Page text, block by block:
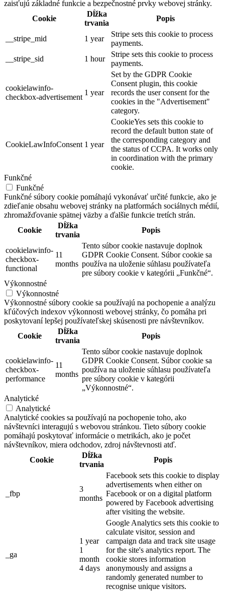
zaisťujú základné funkcie a bezpečnostné prvky webovej stránky.
Cookie
Dĺžka
trvania
Popis
__stripe_mid 1 year
Stripe sets this cookie to process
payments.
__stripe_sid
1 hour
Stripe sets this cookie to process
payments.
cookielawinfo-
checkbox-advertisement
1 year
Set by the GDPR Cookie
Consent plugin, this cookie
records the user consent for the
cookies in the "Advertisement"
category.
CookieLawInfoConsent 1 year
CookieYes sets this cookie to
record the default button state of
the corresponding category and
the status of CCPA. It works only
in coordination with the primary
cookie.
Funkčné
Funkčné
Funkčné súbory cookie pomáhajú vykonávať určité funkcie, ako je
zdieľanie obsahu webovej stránky na platformách sociálnych médií,
zhromažďovanie spätnej väzby a ďalšie funkcie tretích strán.
Cookie
Dĺžka
trvania
Popis
cookielawinfo-
checkbox-
functional
11
months
Tento súbor cookie nastavuje doplnok
GDPR Cookie Consent. Súbor cookie sa
používa na uloženie súhlasu používateľa
pre súbory cookie v kategórii „Funkčné“.
Výkonnostné
Výkonnostné
Výkonnostné súbory cookie sa používajú na pochopenie a analýzu
kľúčových indexov výkonnosti webovej stránky, čo pomáha pri
poskytovaní lepšej používateľskej skúsenosti pre návštevníkov.
Cookie
Dĺžka
trvania
Popis
cookielawinfo-
checkbox-
performance
11
months
Tento súbor cookie nastavuje doplnok
GDPR Cookie Consent. Súbor cookie sa
používa na uloženie súhlasu používateľa
pre súbory cookie v kategórii
„Výkonnostné“.
Analytické
Analytické
Analytické cookies sa používajú na pochopenie toho, ako
návštevníci interagujú s webovou stránkou. Tieto súbory cookie
pomáhajú poskytovať informácie o metrikách, ako je počet
návštevníkov, miera odchodov, zdroj návštevnosti atď.
Cookie
Dĺžka
trvania
Popis
_fbp
3
months
Facebook sets this cookie to display
advertisements when either on
Facebook or on a digital platform
powered by Facebook advertising
after visiting the website.
_ga
1 year
1
month
4 days
Google Analytics sets this cookie to
calculate visitor, session and
campaign data and track site usage
for the site's analytics report. The
cookie stores information
anonymously and assigns a
randomly generated number to
recognise unique visitors.